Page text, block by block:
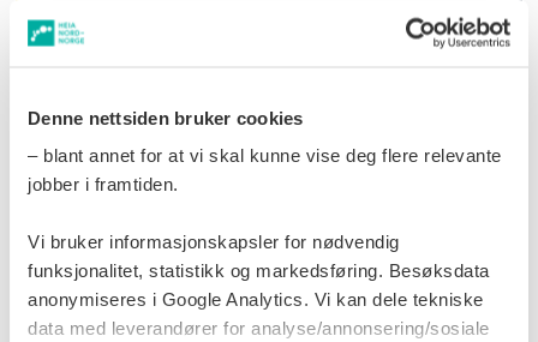
Denne nettsiden bruker cookies
– blant annet for at vi skal kunne vise deg flere relevante
jobber i framtiden.
Vi bruker informasjonskapsler for nødvendig
funksjonalitet, statistikk og markedsføring. Besøksdata
anonymiseres i Google Analytics. Vi kan dele tekniske
data med leverandører for analyse/annonsering/sosiale
Fra Sortland kommune til LNS:
Lise Kolstad Martinsen blir